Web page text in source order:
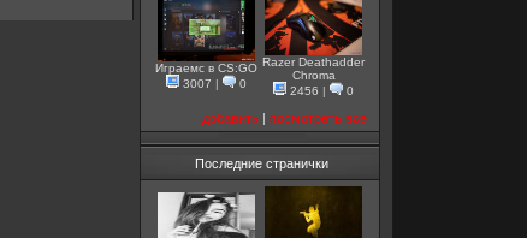
Играемс в CS:GO
3007 | 0
Razer Deathadder
Chroma
2456 | 0
добавить | посмотреть все
Последние странички